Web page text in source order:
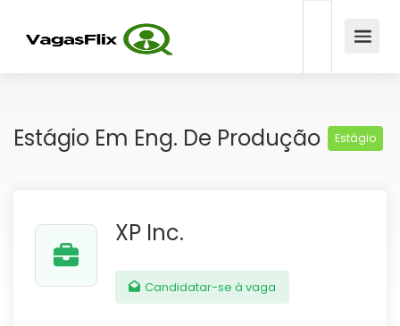
Estágio Em Eng. De Produção Estágio
XP Inc.
Candidatar-se à vaga